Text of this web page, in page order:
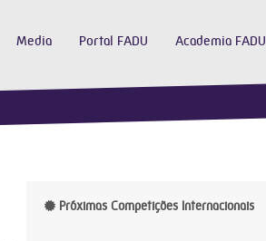
Media Portal FADU Academia FADU
Próximas Competições Internacionais